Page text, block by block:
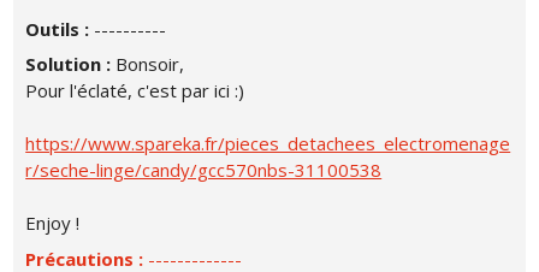
Outils : ----------
Solution : Bonsoir,
Pour l'éclaté, c'est par ici :)
https://www.spareka.fr/pieces_detachees_electromenage
r/seche-linge/candy/gcc570nbs-31100538
Enjoy !
Précautions : -------------